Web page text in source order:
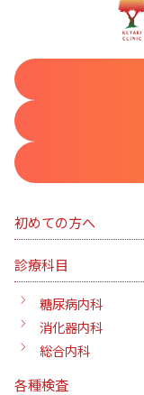
初めての方へ
診療科目
糖尿病内科
消化器内科
総合内科
各種検査